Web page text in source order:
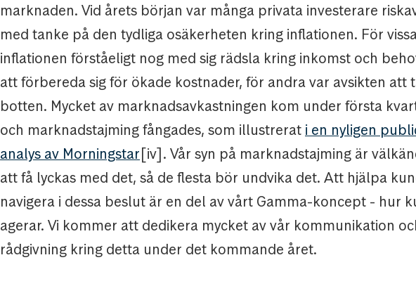
marknaden. Vid årets början var många privata investerare
med tanke på den tydliga osäkerheten kring inflationen. För
inflationen förståeligt nog med sig rädsla kring inkomst och
att förbereda sig för ökade kostnader, för andra var avsikten att
botten. Mycket av marknadsavkastningen kom under första
och marknadstajming fångades, som illustrerat i en nyligen
analys av Morningstar[iv]. Vår syn på marknadstajming är
att få lyckas med det, så de flesta bör undvika det. Att hjälpa
navigera i dessa beslut är en del av vårt Gamma-koncept - hur
agerar. Vi kommer att dedikera mycket av vår kommunikation
rådgivning kring detta under det kommande året.